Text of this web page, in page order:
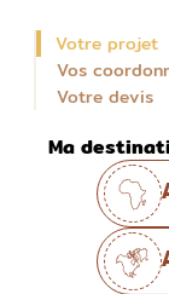
Votre projet
Vos
Votre devis
Ma